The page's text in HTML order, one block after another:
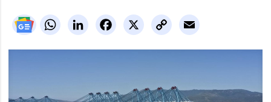
WhatsAppLinkedIn X
Facebook
Copy
Link
Email